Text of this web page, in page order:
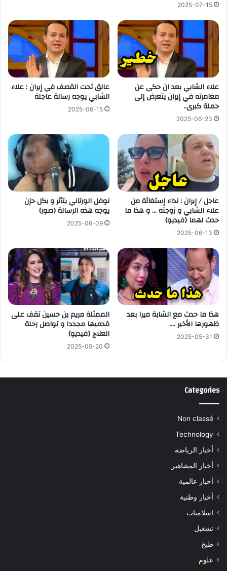
2025-07-15
علاء الشابي بعد ان حكى عن
مغامرته في إيران يتعرض إلى
حملة كبرى..
2025-06-23
عالق تحت القصف في إيران : علاء
الشابي يوجه رسالة عاجلة
2025-06-15
عاجل / إيران : نداء إستغاثة من
علاء الشابي و زوجته … و هذا ما
حدث لهما (فيديو)
2025-06-13
نوفل الورتاني يتأثر و بكل حزن
يوجه هذه الرسالة (صور)
2025-06-09
هذا ما حدث مع الشابة ميرا بعد
ظهورها الأخير ….
2025-05-31
الممثلة مريم بن حسين تقف على
قدميها مجددا و تواصل رحلة
العلاج (فيديو)
2025-05-20
Categories
Non classé
Technology
أخبار الرياضة
أخبار المشاهير
أخبار عالمية
أخبار وطنية
اسلاميات
تشغيل
طبخ
علوم